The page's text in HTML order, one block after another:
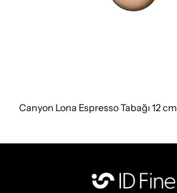
Canyon Lona Espresso Tabağı 12 cm